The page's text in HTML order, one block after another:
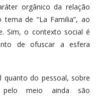
orgânico da relação
de “La Familia”, ao
Sim, o contexto social é
de ofuscar a esfera
quanto do pessoal, sobre
meio ainda são